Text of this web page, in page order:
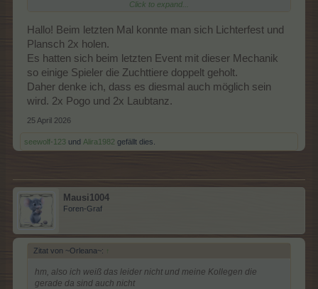
Danke schonmal
Click to expand...
Hallo! Beim letzten Mal konnte man sich Lichterfest und
Plansch 2x holen.
Es hatten sich beim letzten Event mit dieser Mechanik
so einige Spieler die Zuchttiere doppelt geholt.
Daher denke ich, dass es diesmal auch möglich sein
wird. 2x Pogo und 2x Laubtanz.
25 April 2026
seewolf-123 und Alira1982 gefällt dies.
Mausi1004
Foren-Graf
Zitat von ~Orleana~: ↑
hm, also ich weiß das leider nicht und meine Kollegen die
gerade da sind auch nicht